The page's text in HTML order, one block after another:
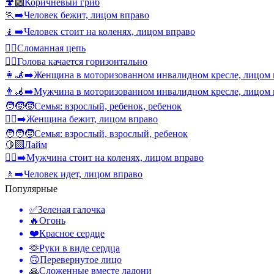
🏃‍➡️Человек бежит, лицом вправо
🧎‍➡️Человек стоит на коленях, лицом вправо
⛓️‍💥Сломанная цепь
🙂‍↔️Голова качается горизонтально
👩‍🦼‍➡️Женщина в моторизованном инвалидном кресле, лицом
👨‍🦼‍➡️Мужчина в моторизованном инвалидном кресле, лицом
🧑‍🧒‍🧒Семья: взрослый, ребенок, ребенок
🏃‍♀️‍➡️Женщина бежит, лицом вправо
🧑‍🧑‍🧒Семья: взрослый, взрослый, ребенок
🍋‍🟩Лайм
🧎‍♂️‍➡️Мужчина стоит на коленях, лицом вправо
🚶‍➡️Человек идет, лицом вправо
Популярные
✅Зеленая галочка
🔥Огонь
❤️Красное сердце
🫶Руки в виде сердца
🙃Перевернутое лицо
🙏Сложенные вместе ладони